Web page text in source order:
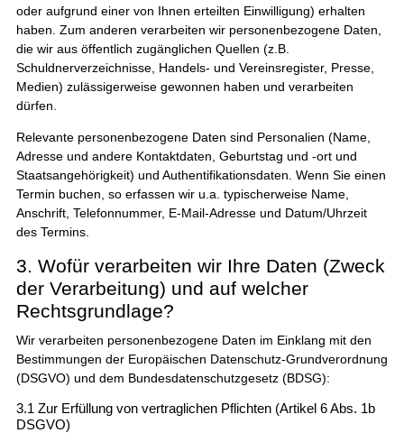
oder aufgrund einer von Ihnen erteilten Einwilligung) erhalten
haben. Zum anderen verarbeiten wir personenbezogene Daten,
die wir aus öffentlich zugänglichen Quellen (z.B.
Schuldnerverzeichnisse, Handels- und Vereinsregister, Presse,
Medien) zulässigerweise gewonnen haben und verarbeiten
dürfen.
Relevante personenbezogene Daten sind Personalien (Name,
Adresse und andere Kontaktdaten, Geburtstag und -ort und
Staatsangehörigkeit) und Authentifikationsdaten. Wenn Sie einen
Termin buchen, so erfassen wir u.a. typischerweise Name,
Anschrift, Telefonnummer, E-Mail-Adresse und Datum/Uhrzeit
des Termins.
3. Wofür verarbeiten wir Ihre Daten (Zweck
der Verarbeitung) und auf welcher
Rechtsgrundlage?
Wir verarbeiten personenbezogene Daten im Einklang mit den
Bestimmungen der Europäischen Datenschutz-Grundverordnung
(DSGVO) und dem Bundesdatenschutzgesetz (BDSG):
3.1 Zur Erfüllung von vertraglichen Pflichten (Artikel 6 Abs. 1b
DSGVO)